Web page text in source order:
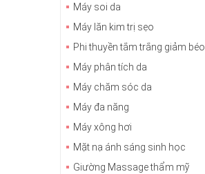
Máy soi da
Máy lăn kim trị sẹo
Phi thuyền tắm trắng giảm béo
Máy phân tích da
Máy chăm sóc da
Máy đa năng
Máy xông hơi
Mặt nạ ánh sáng sinh học
Giường Massage thẩm mỹ